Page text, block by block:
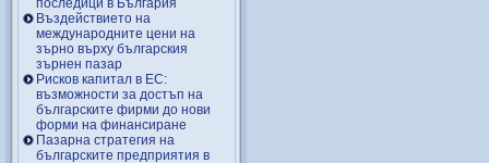
Въздействието на
международните цени на
зърно върху българския
зърнен пазар
Рисков капитал в ЕС:
възможности за достъп на
българските фирми до нови
форми на финансиране
Пазарна стратегия на
българските предприятия в